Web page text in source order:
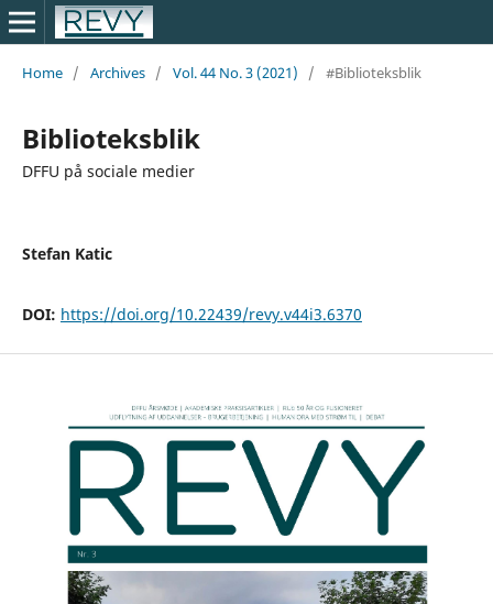
Home / Archives / Vol. 44 No. 3 (2021) / #Biblioteksblik
Biblioteksblik
DFFU på sociale medier
Stefan Katic
DOI: https://doi.org/10.22439/revy.v44i3.6370